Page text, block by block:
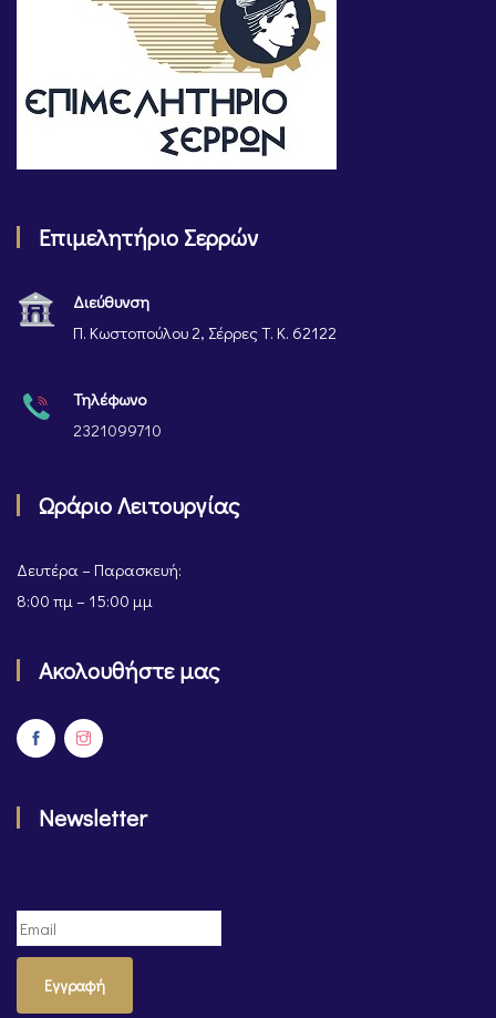
Επιμελητήριο Σερρών
Διεύθυνση
Π. Κωστοπούλου 2, Σέρρες Τ. Κ. 62122
Τηλέφωνο
2321099710
Ωράριο Λειτουργίας
Δευτέρα – Παρασκευή:
8:00 πμ – 15:00 μμ
Ακολουθήστε μας
Newsletter
Εγγραφή